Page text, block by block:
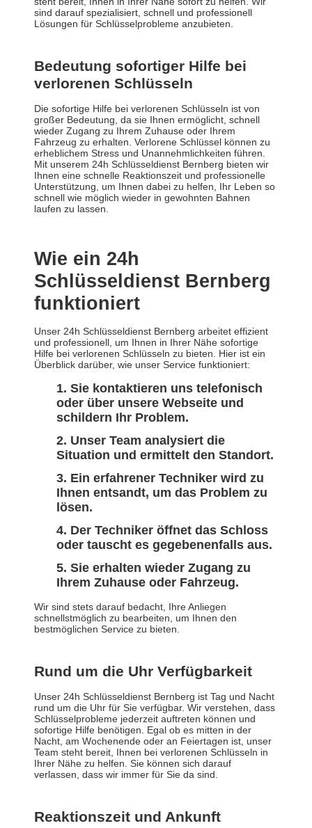
sind darauf spezialisiert, schnell und professionell
Lösungen für Schlüsselprobleme anzubieten.
Bedeutung sofortiger Hilfe bei
verlorenen Schlüsseln
Die sofortige Hilfe bei verlorenen Schlüsseln ist von
großer Bedeutung, da sie Ihnen ermöglicht, schnell
wieder Zugang zu Ihrem Zuhause oder Ihrem
Fahrzeug zu erhalten. Verlorene Schlüssel können zu
erheblichem Stress und Unannehmlichkeiten führen.
Mit unserem 24h Schlüsseldienst Bernberg bieten wir
Ihnen eine schnelle Reaktionszeit und professionelle
Unterstützung, um Ihnen dabei zu helfen, Ihr Leben so
schnell wie möglich wieder in gewohnten Bahnen
laufen zu lassen.
Wie ein 24h
Schlüsseldienst Bernberg
funktioniert
Unser 24h Schlüsseldienst Bernberg arbeitet effizient
und professionell, um Ihnen in Ihrer Nähe sofortige
Hilfe bei verlorenen Schlüsseln zu bieten. Hier ist ein
Überblick darüber, wie unser Service funktioniert:
Sie kontaktieren uns telefonisch
oder über unsere Webseite und
schildern Ihr Problem.
Unser Team analysiert die
Situation und ermittelt den Standort.
Ein erfahrener Techniker wird zu
Ihnen entsandt, um das Problem zu
lösen.
Der Techniker öffnet das Schloss
oder tauscht es gegebenenfalls aus.
Sie erhalten wieder Zugang zu
Ihrem Zuhause oder Fahrzeug.
Wir sind stets darauf bedacht, Ihre Anliegen
schnellstmöglich zu bearbeiten, um Ihnen den
bestmöglichen Service zu bieten.
Rund um die Uhr Verfügbarkeit
Unser 24h Schlüsseldienst Bernberg ist Tag und Nacht
rund um die Uhr für Sie verfügbar. Wir verstehen, dass
Schlüsselprobleme jederzeit auftreten können und
sofortige Hilfe benötigen. Egal ob es mitten in der
Nacht, am Wochenende oder an Feiertagen ist, unser
Team steht bereit, Ihnen bei verlorenen Schlüsseln in
Ihrer Nähe zu helfen. Sie können sich darauf
verlassen, dass wir immer für Sie da sind.
Reaktionszeit und Ankunft